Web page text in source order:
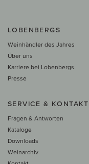
LOBENBERGS
Weinhändler des Jahres
Über uns
Karriere bei Lobenbergs
Presse
SERVICE & KONTAKT
Fragen & Antworten
Kataloge
Downloads
Weinarchiv